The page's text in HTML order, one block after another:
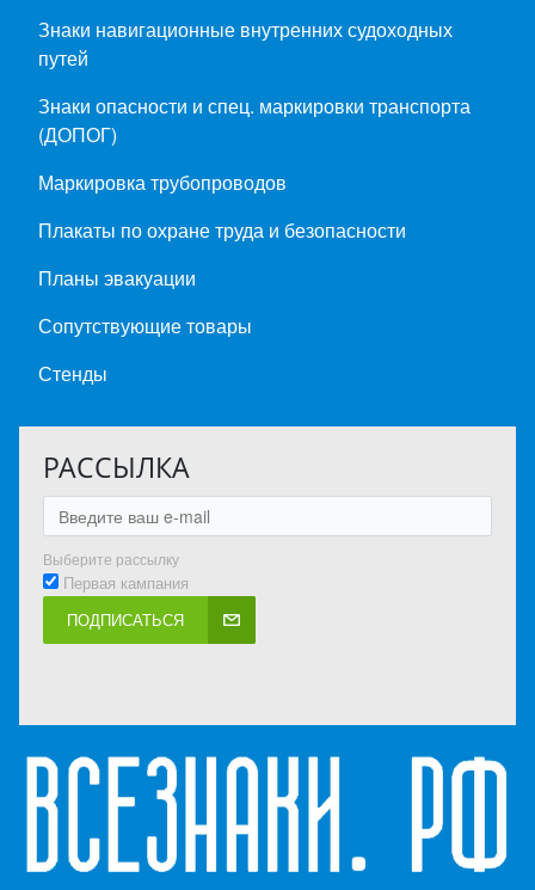
Знаки навигационные внутренних судоходных
путей
Знаки опасности и спец. маркировки транспорта
(ДОПОГ)
Маркировка трубопроводов
Плакаты по охране труда и безопасности
Планы эвакуации
Сопутствующие товары
Стенды
РАССЫЛКА
Выберите рассылку
Первая кампания
ПОДПИСАТЬСЯ